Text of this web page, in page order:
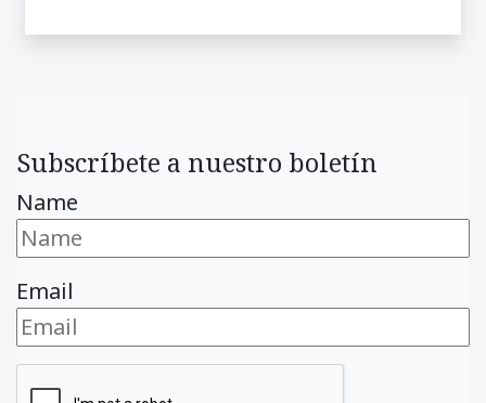
Subscríbete a nuestro boletín
Name
Email